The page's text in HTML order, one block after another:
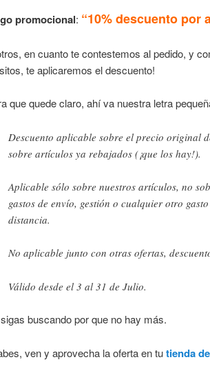
promocional: “10% descuento por
en cuanto te contestemos al pedido, y
te aplicaremos el descuento!
que quede claro, ahí va nuestra letra
Descuento aplicable sobre el precio original
sobre artículos ya rebajados (¡que los hay!).
Aplicable sólo sobre nuestros artículos, no
gastos de envío, gestión o cualquier otro
distancia.
No aplicable junto con otras ofertas,
Válido desde el 3 al 31 de Julio.
buscando por que no hay más.
ven y aprovecha la oferta en tutienda